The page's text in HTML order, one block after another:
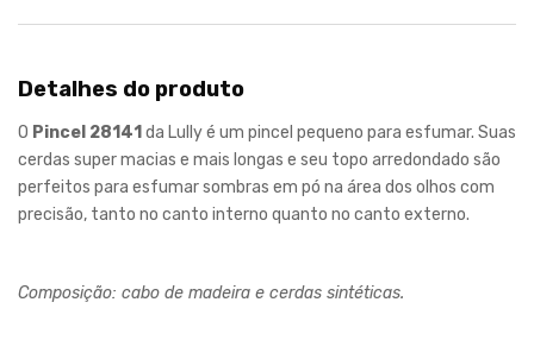
Detalhes do produto
O Pincel 28141 da Lully é um pincel pequeno para esfumar. Suas
cerdas super macias e mais longas e seu topo arredondado são
perfeitos para esfumar sombras em pó na área dos olhos com
precisão, tanto no canto interno quanto no canto externo.
Composição: cabo de madeira e cerdas sintéticas.